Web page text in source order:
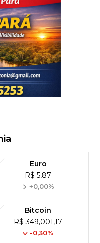
Euro
R$ 5,87
+0,00%
Bitcoin
R$ 349,001,17
-0,30%